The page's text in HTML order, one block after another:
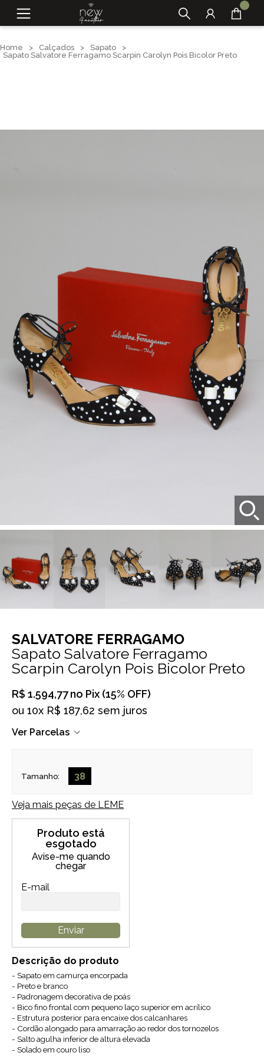
Home > Calçados > Sapato
>
Sapato Salvatore Ferragamo Scarpin Carolyn Pois Bicolor Preto
SALVATORE FERRAGAMO
Sapato Salvatore Ferragamo
Scarpin Carolyn Pois Bicolor Preto
R$ 1.594,77no Pix (15% OFF)
ou 10x R$ 187,62 sem juros
Ver Parcelas
Tamanho: 38
Veja mais peças de LEME
Produto está
esgotado
Avise-me quando
chegar
E-mail
Enviar
Descrição do produto
- Sapato em camurça encorpada
- Preto e branco
- Padronagem decorativa de poás
- Bico fino frontal com pequeno laço superior em acrílico
- Estrutura posterior para encaixe dos calcanhares
- Cordão alongado para amarração ao redor dos tornozelos
- Salto agulha inferior de altura elevada
- Solado em couro liso